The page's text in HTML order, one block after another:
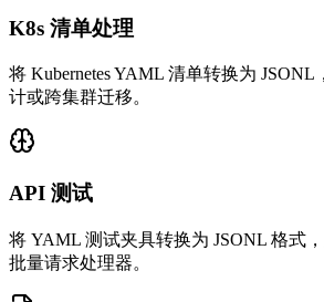
K8s 清单处理
将 Kubernetes YAML 清单转换为
计或跨集群迁移。
API 测试
将 YAML 测试夹具转换为 JSONL 格式
批量请求处理器。